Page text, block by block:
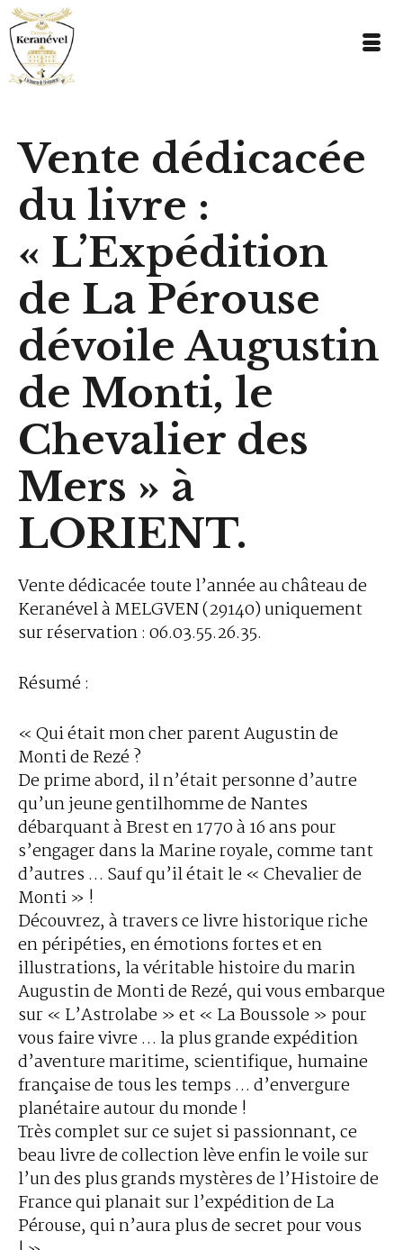
Vente dédicacée
du livre :
« L’Expédition
de La Pérouse
dévoile Augustin
de Monti, le
Chevalier des
Mers » à
LORIENT.
Vente dédicacée toute l’année au château de
Keranével à MELGVEN (29140) uniquement
sur réservation : 06.03.55.26.35.
Résumé :
« Qui était mon cher parent Augustin de
Monti de Rezé ?
De prime abord, il n’était personne d’autre
qu’un jeune gentilhomme de Nantes
débarquant à Brest en 1770 à 16 ans pour
s’engager dans la Marine royale, comme tant
d’autres … Sauf qu’il était le « Chevalier de
Monti » !
Découvrez, à travers ce livre historique riche
en péripéties, en émotions fortes et en
illustrations, la véritable histoire du marin
Augustin de Monti de Rezé, qui vous embarque
sur « L’Astrolabe » et « La Boussole » pour
vous faire vivre … la plus grande expédition
d’aventure maritime, scientifique, humaine
française de tous les temps … d’envergure
planétaire autour du monde !
Très complet sur ce sujet si passionnant, ce
beau livre de collection lève enfin le voile sur
l’un des plus grands mystères de l’Histoire de
France qui planait sur l’expédition de La
Pérouse, qui n’aura plus de secret pour vous